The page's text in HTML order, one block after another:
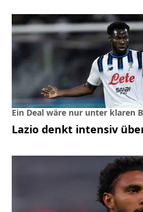
Ein Deal wäre nur unter klaren
Lazio denkt intensiv